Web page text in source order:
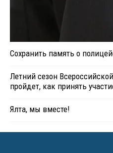
Сохранить память о
Летний сезон
пройдет, как принять
Ялта, мы вместе!